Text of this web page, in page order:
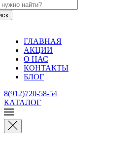
ГЛАВНАЯ
АКЦИИ
О НАС
КОНТАКТЫ
БЛОГ
8(912)720-58-54
КАТАЛОГ